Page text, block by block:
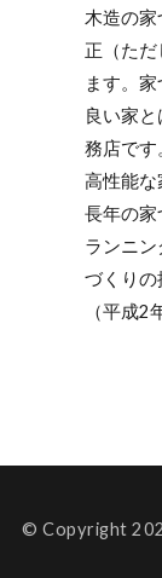
木造の家
正（た
ます。
良い家
務店です
高性能な
長年の家
ランニ
づくりの
（平成2
© Copyright